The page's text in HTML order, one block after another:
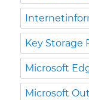
Key Storage
Microsoft
Microsoft